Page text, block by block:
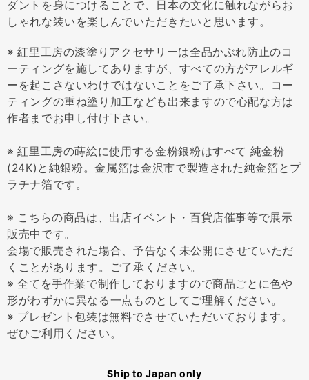
ダントを身につけることで、日本の文化に触れながらお
しゃれな装いを楽しんでいただきたいと思います。
※ 紅里工房の漆塗りアクセサリーは全品かぶれ防止のコ
ーティングを施してありますが、すべての方がアレルギ
ーを起こさないわけではないことをご了承下さい。コー
ティングの重ね塗り加工なども出来ますので心配な方は
作者までお申し付け下さい。
※ 紅里工房の蒔絵に使用する金粉銀粉はすべて 純金粉
(24K)と純銀粉。金属箔は金沢市で製造された純金箔とプ
ラチナ箔です。
※ こちらの商品は、出店イベント・百貨店催事等で展示
販売中です。
会場で販売された場合、予告なく未公開にさせていただ
くことがあります。ご了承ください。
※ 全てを手作業で制作しておりますので商品ごとに色や
形がわずかに異なる一点ものとしてご理解ください。
※ プレゼント包装は無料でさせていただいております。
ぜひご利用ください。
Ship to Japan only